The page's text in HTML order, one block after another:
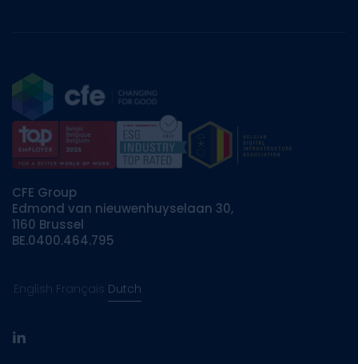
CFE Group
Edmond van nieuwenhuyselaan 30,
1160 Brussel
BE.0400.464.795
English Français Dutch
linkedin